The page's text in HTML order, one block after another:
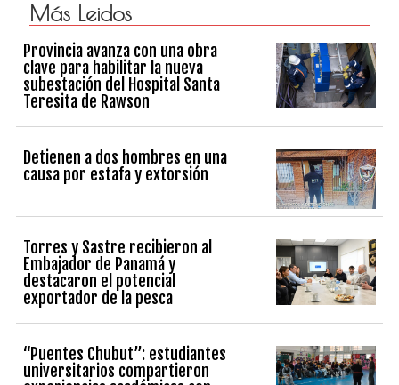
Más Leidos
Provincia avanza con una obra
clave para habilitar la nueva
subestación del Hospital Santa
Teresita de Rawson
Detienen a dos hombres en una
causa por estafa y extorsión
Torres y Sastre recibieron al
Embajador de Panamá y
destacaron el potencial
exportador de la pesca
“Puentes Chubut”: estudiantes
universitarios compartieron